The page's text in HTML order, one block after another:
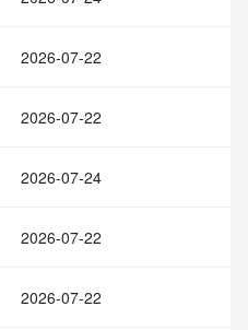
2026-07-22
2026-07-22
2026-07-24
2026-07-22
2026-07-22